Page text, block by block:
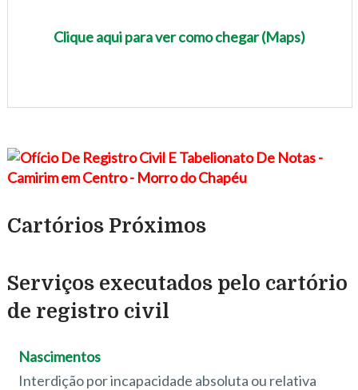
Clique aqui para ver como chegar (Maps)
Cartórios Próximos
Serviços executados pelo cartório
de registro civil
Nascimentos
Interdição por incapacidade absoluta ou relativa